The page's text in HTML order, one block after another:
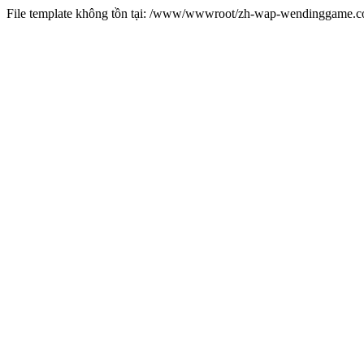
File template không tồn tại: /www/wwwroot/zh-wap-